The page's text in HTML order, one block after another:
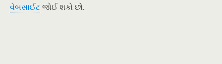
વેબસાઈટજોઈ શકો છો.